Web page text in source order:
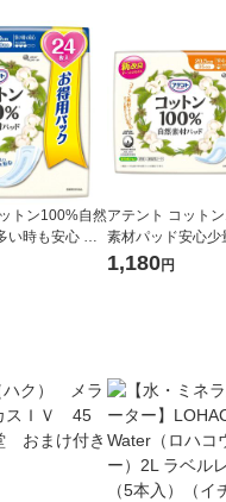
トン100%自然
い時も安心 大
1パック（2
アテント コット
素材パッド安心少
4枚 35cc 1パック
1,180円